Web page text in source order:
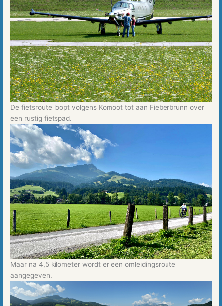
De fietsroute loopt volgens Komoot tot aan Fieberbrunn over
een rustig fietspad.
Maar na 4,5 kilometer wordt er een omleidingsroute
aangegeven.